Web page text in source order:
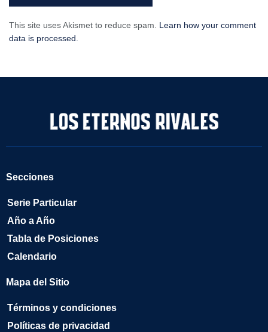
This site uses Akismet to reduce spam. Learn how your comment
data is processed.
Secciones
Serie Particular
Año a Año
Tabla de Posiciones
Calendario
Mapa del Sitio
Términos y condiciones
Políticas de privacidad